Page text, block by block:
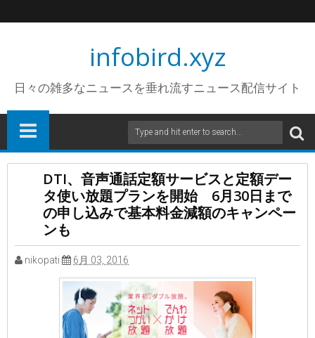
infobird.xyz
日々の雑多なニュースを垂れ流すニュース配信サイト
DTI、音声通話定額サービスと定額デー
タ使い放題プランを開始 6月30日まで
の申し込みで基本料金減額のキャンペー
ンも
nikopati 6月 03, 2016